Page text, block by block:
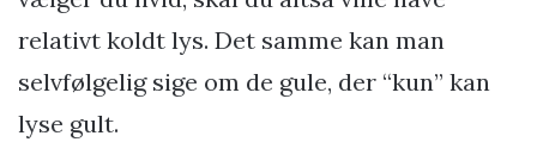
relativt koldt lys. Det samme kan man
selvfølgelig sige om de gule, der “kun” kan
lyse gult.